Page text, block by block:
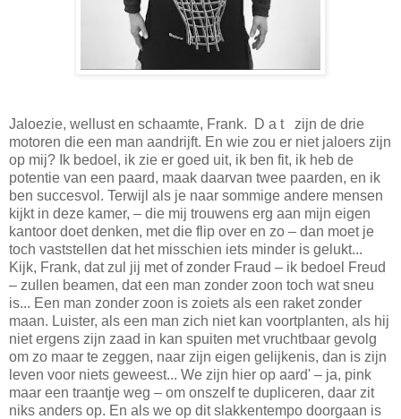
Jaloezie, wellust en schaamte, Frank. D a t zijn de drie
motoren die een man aandrijft. En wie zou er niet jaloers zijn
op mij? Ik bedoel, ik zie er goed uit, ik ben fit, ik heb de
potentie van een paard, maak daarvan twee paarden, en ik
ben succesvol. Terwijl als je naar sommige andere mensen
kijkt in deze kamer, – die mij trouwens erg aan mijn eigen
kantoor doet denken, met die flip over en zo – dan moet je
toch vaststellen dat het misschien iets minder is gelukt...
Kijk, Frank, dat zul jij met of zonder Fraud – ik bedoel Freud
– zullen beamen, dat een man zonder zoon toch wat sneu
is... Een man zonder zoon is zoiets als een raket zonder
maan. Luister, als een man zich niet kan voortplanten, als hij
niet ergens zijn zaad in kan spuiten met vruchtbaar gevolg
om zo maar te zeggen, naar zijn eigen gelijkenis, dan is zijn
leven voor niets geweest... We zijn hier op aard' – ja, pink
maar een traantje weg – om onszelf te dupliceren, daar zit
niks anders op. En als we op dit slakkentempo doorgaan is